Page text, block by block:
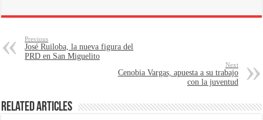
Previous
José Ruiloba, la nueva figura del
PRD en San Miguelito
Next
Cenobia Vargas, apuesta a su trabajo
con la juventud
Related Articles